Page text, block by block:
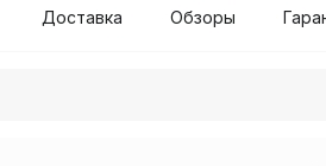
Доставка Обзоры